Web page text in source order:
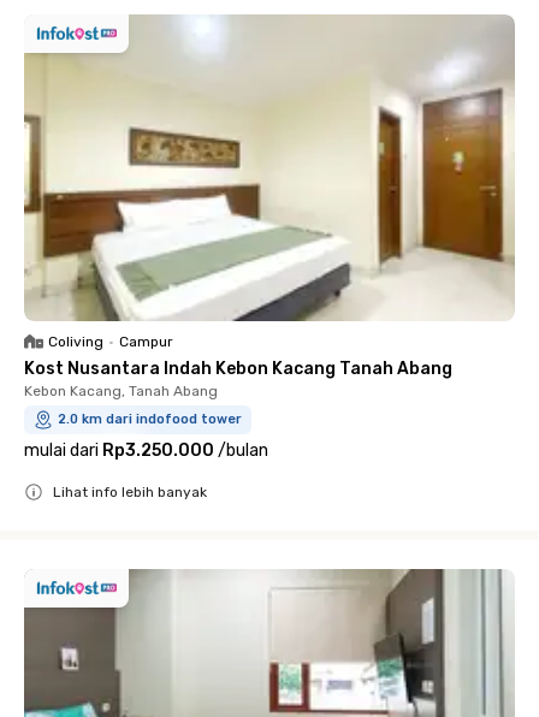
Coliving • Campur
Kost Nusantara Indah Kebon Kacang Tanah Abang
Kebon Kacang, Tanah Abang
2.0 km dari indofood tower
mulai dari Rp3.250.000 /bulan
Lihat info lebih banyak